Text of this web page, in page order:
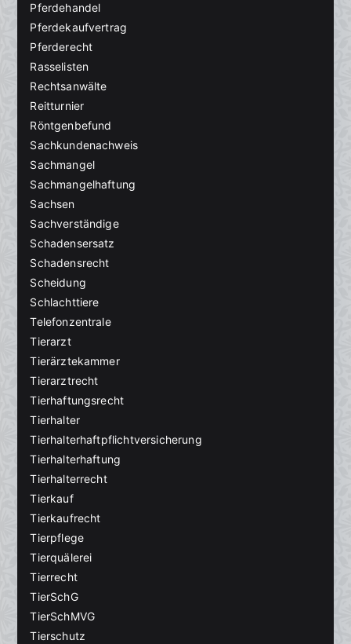
Pferdehandel
Pferdekaufvertrag
Pferderecht
Rasselisten
Rechtsanwälte
Reitturnier
Röntgenbefund
Sachkundenachweis
Sachmangel
Sachmangelhaftung
Sachsen
Sachverständige
Schadensersatz
Schadensrecht
Scheidung
Schlachttiere
Telefonzentrale
Tierarzt
Tierärztekammer
Tierarztrecht
Tierhaftungsrecht
Tierhalter
Tierhalterhaftpflichtversicherung
Tierhalterhaftung
Tierhalterrecht
Tierkauf
Tierkaufrecht
Tierpflege
Tierquälerei
Tierrecht
TierSchG
TierSchMVG
Tierschutz